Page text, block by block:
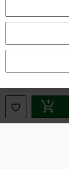
Skorzystaj z
Wszystkie ceny
© 1986-2026
Sklepy